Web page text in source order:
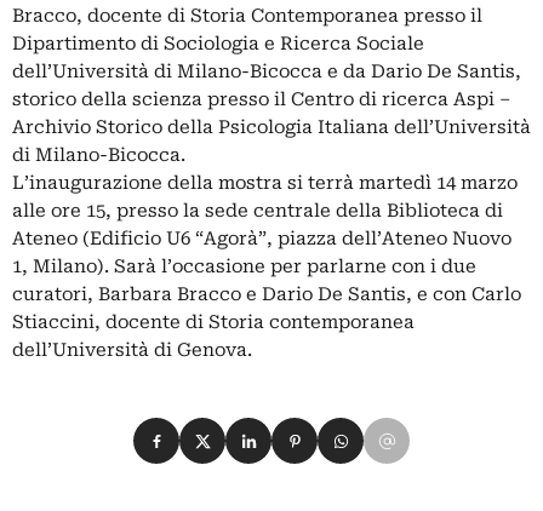
Bracco, docente di Storia Contemporanea presso il
Dipartimento di Sociologia e Ricerca Sociale
dell’Università di Milano-Bicocca e da Dario De Santis,
storico della scienza presso il Centro di ricerca Aspi –
Archivio Storico della Psicologia Italiana dell’Università
di Milano-Bicocca.
L’inaugurazione della mostra si terrà martedì 14 marzo
alle ore 15, presso la sede centrale della Biblioteca di
Ateneo (Edificio U6 “Agorà”, piazza dell’Ateneo Nuovo
1, Milano). Sarà l’occasione per parlarne con i due
curatori, Barbara Bracco e Dario De Santis, e con Carlo
Stiaccini, docente di Storia contemporanea
dell’Università di Genova.
Condividi su Facebook
Condividi su X
Condividi su LinkedIn
Condividi su Pinterest
Condividi su WhatsApp
Condividi su Email